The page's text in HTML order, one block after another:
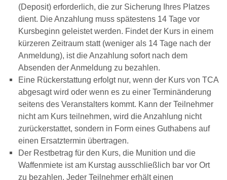
(Deposit) erforderlich, die zur Sicherung Ihres Platzes
dient. Die Anzahlung muss spätestens 14 Tage vor
Kursbeginn geleistet werden. Findet der Kurs in einem
kürzeren Zeitraum statt (weniger als 14 Tage nach der
Anmeldung), ist die Anzahlung sofort nach dem
Absenden der Anmeldung zu bezahlen.
Eine Rückerstattung erfolgt nur, wenn der Kurs von TCA
abgesagt wird oder wenn es zu einer Terminänderung
seitens des Veranstalters kommt. Kann der Teilnehmer
nicht am Kurs teilnehmen, wird die Anzahlung nicht
zurückerstattet, sondern in Form eines Guthabens auf
einen Ersatztermin übertragen.
Der Restbetrag für den Kurs, die Munition und die
Waffenmiete ist am Kurstag ausschließlich bar vor Ort
zu bezahlen. Jeder Teilnehmer erhält einen